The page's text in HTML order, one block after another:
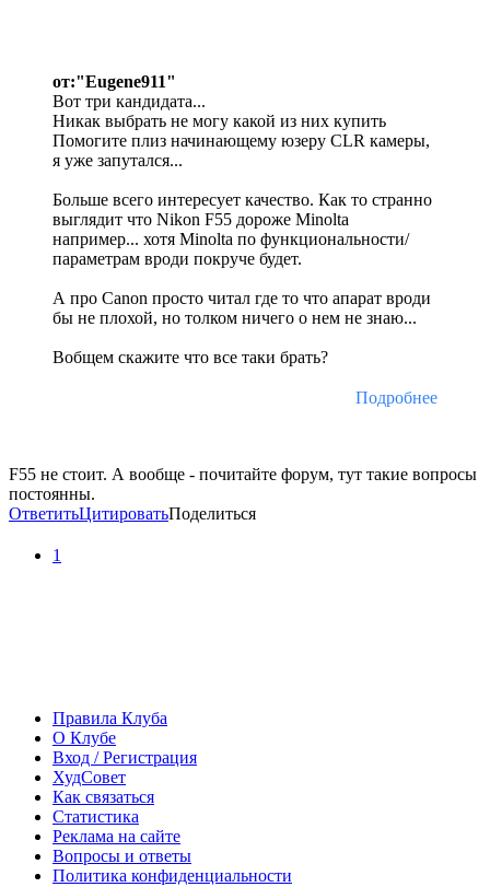
от:"Eugene911"
Вот три кандидата...
Никак выбрать не могу какой из них купить
Помогите плиз начинающему юзеру CLR камеры,
я уже запутался...
Больше всего интересует качество. Как то странно
выглядит что Nikon F55 дороже Minolta
например... хотя Minolta по функциональности/
параметрам вроди покруче будет.
А про Canon просто читал где то что апарат вроди
бы не плохой, но толком ничего о нем не знаю...
Вобщем скажите что все таки брать?
Подробнее
F55 не стоит. А вообще - почитайте форум, тут такие вопросы
постоянны.
ОтветитьЦитироватьПоделиться
1
Правила Клуба
О Клубе
Вход / Регистрация
ХудСовет
Как связаться
Статистика
Реклама на сайте
Вопросы и ответы
Политика конфиденциальности